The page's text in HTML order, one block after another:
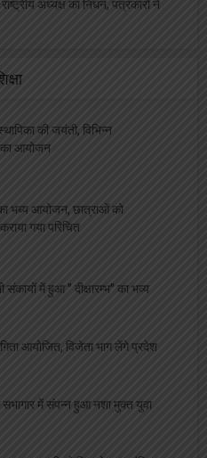
अध्यक्ष का निधन, पत्रकारों ने
की जयंती, विभिन्न
का आयोजन
भब्य आयोजन, छात्राओं को
गया परिचित
में हुआ ” दीक्षारम्भ” का भव्य
आयोजित, विजेता भाग लेंगे प्रदेश
सभागार में संपन्न हुआ नशा मुक्त युवा